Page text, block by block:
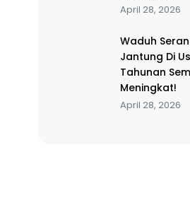
April 28, 2026
Waduh
Jantung Di
Tahunan
Meningkat!
April 28, 2026